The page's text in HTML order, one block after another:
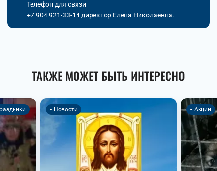
Телефон для связи
+7 904 921-33-14 директор Елена Николаевна.
ТАКЖЕ МОЖЕТ БЫТЬ ИНТЕРЕСНО
Новости Акции